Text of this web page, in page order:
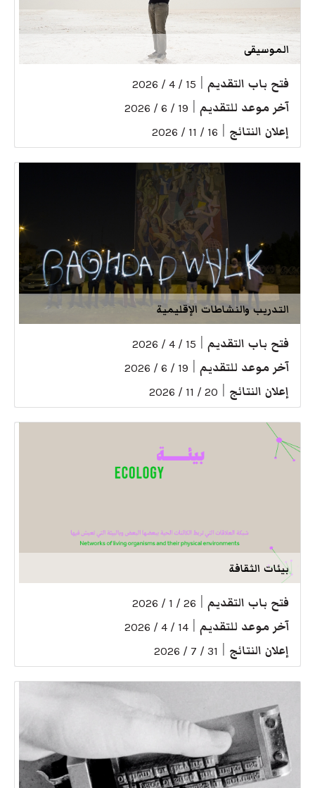
الموسيقى
فتح باب التقديم 15 / 4 / 2026
آخر موعد للتقديم 19 / 6 / 2026
إعلان النتائج 16 / 11 / 2026
التدريب والنشاطات الإقليمية
فتح باب التقديم 15 / 4 / 2026
آخر موعد للتقديم 19 / 6 / 2026
إعلان النتائج 20 / 11 / 2026
بيئات الثقافة
فتح باب التقديم 26 / 1 / 2026
آخر موعد للتقديم 14 / 4 / 2026
إعلان النتائج 31 / 7 / 2026